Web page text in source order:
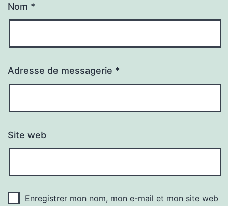
Nom *
Adresse de messagerie *
Site web
Enregistrer mon nom, mon e-mail et mon site web